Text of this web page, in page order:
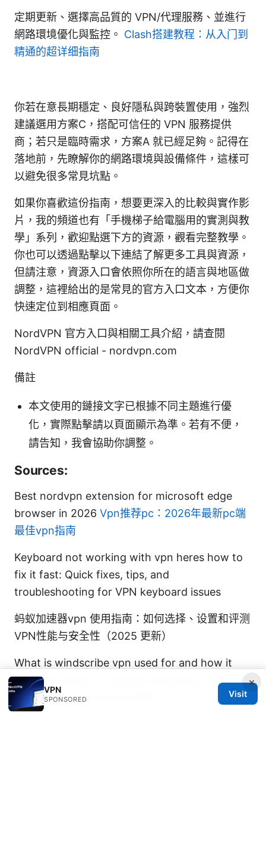
定期更新、選擇高品質的 VPN/代理服務、並進行
網路環境優化與監控。 Clash搭建教程：从入门到
精通的超详细指南
你若在意長期穩定、良好隱私與跨裝置使用，強烈
建議選用方案C，搭配可信任的 VPN 服務提供
商；若只是臨時需求，方案A 就已經足夠。記得在
落地前，先瞭解你的網路環境與設備條件，這樣可
以避免很多常見坑點。
如果你喜歡這份指南，想要更深入的比較與實作影
片，我的頻道也有「手機梯子給電腦用的實測與教
學」系列，歡迎點選下方的資源，觀看完整教學。
你也可以透過點擊以下連結了解更多工具與資源，
但請注意，資源入口會依照你所在的語言與地區做
調整，這裡給出的是常見的官方入口文本，方便你
快速定位到相應頁面。
NordVPN 官方入口與相關工具介紹，請查閱
NordVPN official - nordvpn.com
備註
本文使用的鏈接文字已根據不同主題進行優
化，實際點擊請以頁面顯示為準。若有不便，
請告知，我會協助你調整。
Sources:
Best nordvpn extension for microsoft edge
browser in 2026 Vpn推荐pc：2026年最新pc端
最佳vpn指南
Keyboard not working with vpn heres how to
fix it fast: Quick fixes, tips, and
troubleshooting for VPN keyboard issues
蚂蚁加速器vpn 使用指南：如何选择、设置和评测
VPN性能与安全性（2025 更新）
What is windscribe vpn used for and how it
protects privacy, unblocks streaming, secures
public Wi-Fi, and more 2026
×
VPN
SPONSORED
Visit